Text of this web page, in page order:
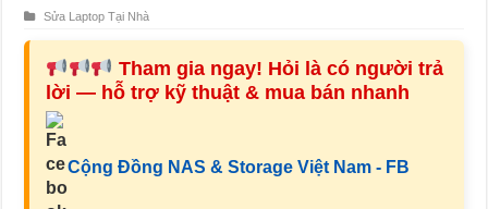
Sửa Laptop Tại Nhà
Tham gia ngay! Hỏi là có người trả
lời — hỗ trợ kỹ thuật & mua bán nhanh
Cộng Đồng NAS & Storage Việt Nam - FB